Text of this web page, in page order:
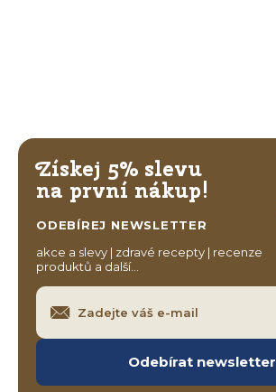
Získej 5% slevu
na první nákup!
ODEBÍREJ NEWSLETTER
akce a slevy | zdravé recepty | recenze
produktů a další…
Odebírat newsletter